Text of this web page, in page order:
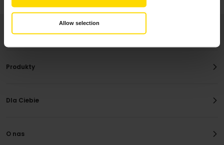
Allow selection
Produkty
Dla Ciebie
O nas